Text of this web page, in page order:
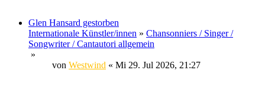
Glen Hansard gestorben
Internationale Künstler/innen » Chansonniers / Singer /
Songwriter / Cantautori allgemein
»
von Westwind « Mi 29. Jul 2026, 21:27